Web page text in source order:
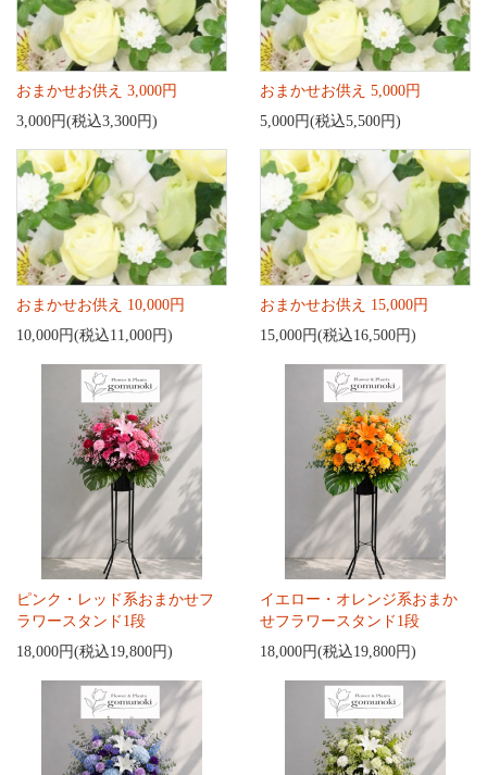
おまかせお供え 3,000円
3,000円(税込3,300円)
おまかせお供え 5,000円
5,000円(税込5,500円)
おまかせお供え 10,000円
10,000円(税込11,000円)
おまかせお供え 15,000円
15,000円(税込16,500円)
ピンク・レッド系おまかせフ
ラワースタンド1段
18,000円(税込19,800円)
イエロー・オレンジ系おまか
せフラワースタンド1段
18,000円(税込19,800円)